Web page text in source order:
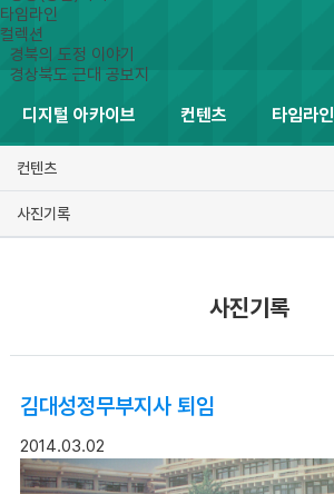
타임라인
컬렉션
경북의 도정 이야기
경상북도 근대 공보지
디지털 아카이브 컨텐츠 타임라인
컨텐츠
사진기록
사진기록
김대성정무부지사 퇴임
2014.03.02